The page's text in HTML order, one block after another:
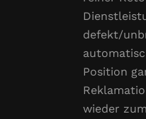
defekt/
Position
wieder